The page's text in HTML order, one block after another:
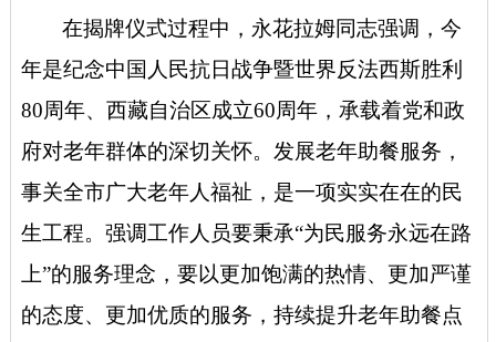
在揭牌仪式过程中，永花拉姆同志强调，今
年是纪念中国人民抗日战争暨世界反法西斯胜利
80周年、西藏自治区成立60周年，承载着党和政
府对老年群体的深切关怀。发展老年助餐服务，
事关全市广大老年人福祉，是一项实实在在的民
生工程。强调工作人员要秉承“为民服务永远在路
上”的服务理念，要以更加饱满的热情、更加严谨
的态度、更加优质的服务，持续提升老年助餐点